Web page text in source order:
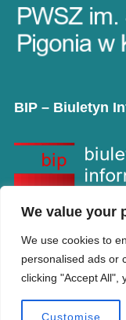
We value your
We use cookies to
personalised ads or
clicking "Accept All",
Customise
BIP – Biuletyn
Copyright © PANS